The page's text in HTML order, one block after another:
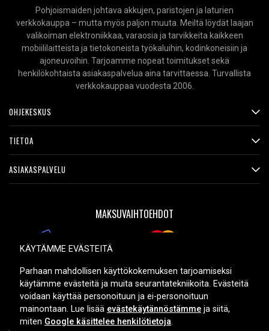
Pohjoismaiden johtava akkujen, paristojen ja laturien
verkkokauppa – mutta myös paljon muuta. Meiltä löydät laajan
valikoiman elektroniikkaa, varaosia ja tarvikkeita kaikkeen
mobiililaitteista ja tietokoneista työkaluihin, kodinkoneisiin ja
ajoneuvoihin. Tarjoamme nopeat toimitukset sekä
henkilökohtaista asiakaspalvelua aina tarvittaessa. Turvallista
verkkokauppaa vuodesta 2006.
OHJEKESKUS
TIETOA
ASIAKASPALVELU
MAKSUVAIHTOEHDOT
TOIMITUSVAIHTOEHDOT
KÄYTÄMME EVÄSTEITÄ
Parhaan mahdollisen käyttökokemuksen tarjoamiseksi
käytämme evästeitä ja muita seurantatekniikoita. Evästeitä
voidaan käyttää personoituun ja ei-personoituun
mainontaan. Lue lisää evästekäytännöstämme ja siitä,
miten Google käsittelee henkilötietoja.